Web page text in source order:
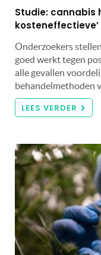
Studie: cannabis
kosteneffectieve’
Onderzoekers
goed werkt tegen
alle gevallen
behandelmethoden
LEES VERDER